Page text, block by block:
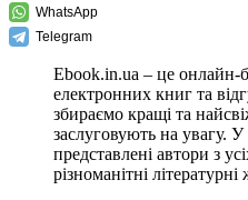
WhatsApp
Telegram
Ebook.in.ua – це онлайн-
електронних книг та
збираємо кращі та
заслуговують на увагу.
представлені автори з
різноманітні